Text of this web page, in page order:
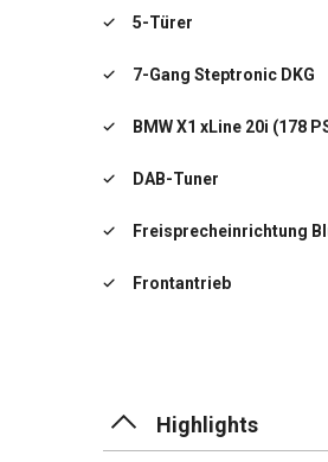
5-Türer
7-Gang Steptronic DKG
BMW X1 xLine 20i (178
DAB-Tuner
Freisprecheinrichtung
Frontantrieb
Klimaautomatik 2-Zonen
Highlights